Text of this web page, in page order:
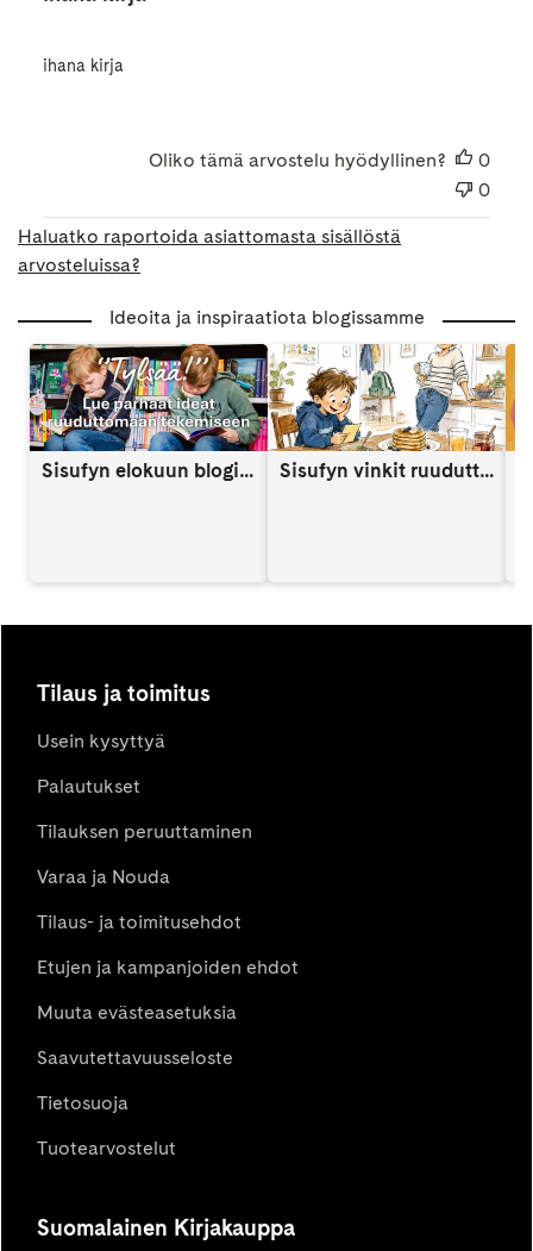
ihana kirja
Oliko tämä arvostelu hyödyllinen?
0
0
Haluatko raportoida asiattomasta sisällöstä
arvosteluissa?
Ideoita ja inspiraatiota blogissamme
Sisufyn elokuun blogi: Näin vahvistat lapsen itsetuntoa someaikana Sisufyn vinkit ruuduttomaan päivään: Vinkki 9
Tilaus ja toimitus
Usein kysyttyä
Palautukset
Tilauksen peruuttaminen
Varaa ja Nouda
Tilaus- ja toimitusehdot
Etujen ja kampanjoiden ehdot
Muuta evästeasetuksia
Saavutettavuusseloste
Tietosuoja
Tuotearvostelut
Suomalainen Kirjakauppa